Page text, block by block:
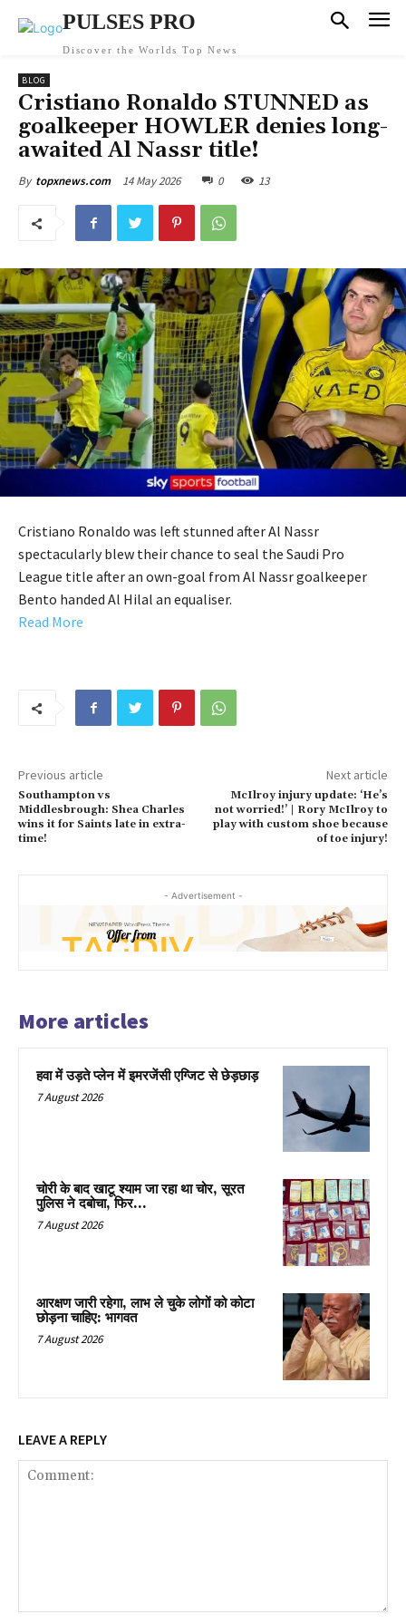
PULSES PRO
Discover the Worlds Top News
BLOG
Cristiano Ronaldo STUNNED as
goalkeeper HOWLER denies long-
awaited Al Nassr title!
By topxnews.com 14 May 2026 0 13
Cristiano Ronaldo was left stunned after Al Nassr
spectacularly blew their chance to seal the Saudi Pro
League title after an own-goal from Al Nassr goalkeeper
Bento handed Al Hilal an equaliser.
Read More
Previous article
Southampton vs
Middlesbrough: Shea Charles
wins it for Saints late in extra-
time!
Next article
McIlroy injury update: ‘He’s
not worried!’ | Rory McIlroy to
play with custom shoe because
of toe injury!
- Advertisement -
More articles
हवा में उड़ते प्लेन में इमरजेंसी एग्जिट से छेड़छाड़
7 August 2026
चोरी के बाद खाटू श्याम जा रहा था चोर, सूरत
पुलिस ने दबोचा, फिर…
7 August 2026
आरक्षण जारी रहेगा, लाभ ले चुके लोगों को कोटा
छोड़ना चाहिए: भागवत
7 August 2026
LEAVE A REPLY